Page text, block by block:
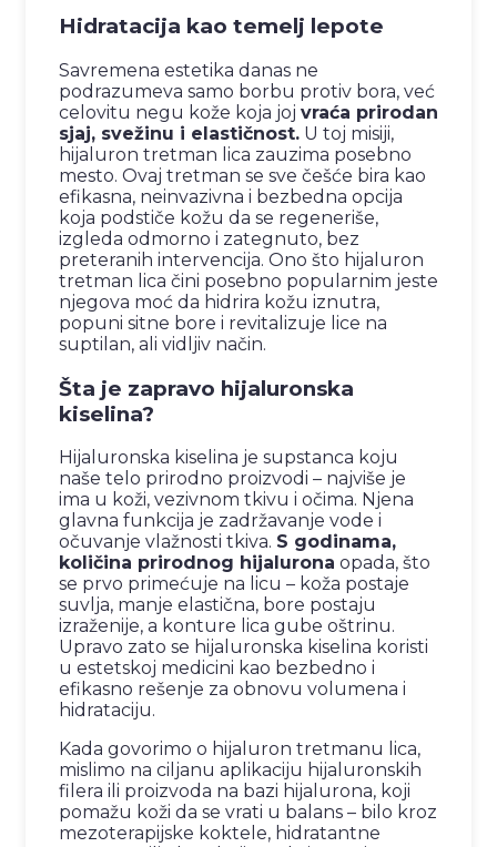
Hidratacija kao temelj lepote
Savremena estetika danas ne
podrazumeva samo borbu protiv bora, već
celovitu negu kože koja joj vraća prirodan
sjaj, svežinu i elastičnost. U toj misiji,
hijaluron tretman lica zauzima posebno
mesto. Ovaj tretman se sve češće bira kao
efikasna, neinvazivna i bezbedna opcija
koja podstiče kožu da se regeneriše,
izgleda odmorno i zategnuto, bez
preteranih intervencija. Ono što hijaluron
tretman lica čini posebno popularnim jeste
njegova moć da hidrira kožu iznutra,
popuni sitne bore i revitalizuje lice na
suptilan, ali vidljiv način.
Šta je zapravo hijaluronska
kiselina?
Hijaluronska kiselina je supstanca koju
naše telo prirodno proizvodi – najviše je
ima u koži, vezivnom tkivu i očima. Njena
glavna funkcija je zadržavanje vode i
očuvanje vlažnosti tkiva. S godinama,
količina prirodnog hijalurona opada, što
se prvo primećuje na licu – koža postaje
suvlja, manje elastična, bore postaju
izraženije, a konture lica gube oštrinu.
Upravo zato se hijaluronska kiselina koristi
u estetskoj medicini kao bezbedno i
efikasno rešenje za obnovu volumena i
hidrataciju.
Kada govorimo o hijaluron tretmanu lica,
mislimo na ciljanu aplikaciju hijaluronskih
filera ili proizvoda na bazi hijalurona, koji
pomažu koži da se vrati u balans – bilo kroz
mezoterapijske koktele, hidratantne